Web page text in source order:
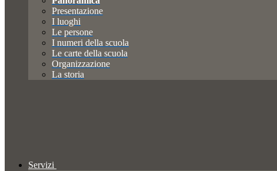
Presentazione
I luoghi
Le persone
I numeri della scuola
Le carte della scuola
Organizzazione
La storia
Servizi